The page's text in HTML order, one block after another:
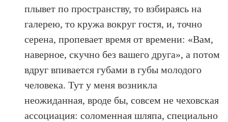
плывет по пространству, то взбираясь на
галерею, то кружа вокруг гостя, и, точно
серена, пропевает время от времени: «Вам,
наверное, скучно без вашего друга», а потом
вдруг впивается губами в губы молодого
человека. Тут у меня возникла
неожиданная, вроде бы, совсем не чеховская
ассоциация: соломенная шляпа, специально